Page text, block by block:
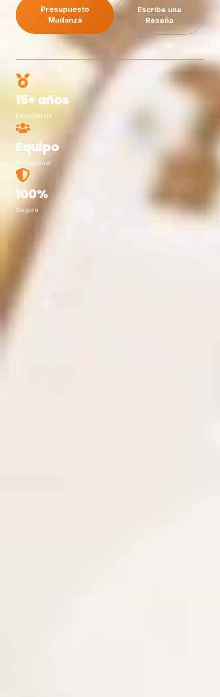
Presupuesto
Mudanza
Escribe una
Reseña
15+ años
Experiencia
Equipo
Profesional
100%
Seguro